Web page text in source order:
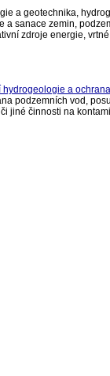
a geotechnika,
a sanace zemin,
zdroje energie,
a
podzemních vod,
jiné činnosti na